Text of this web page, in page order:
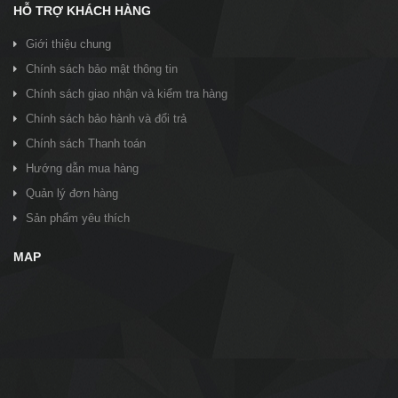
HỖ TRỢ KHÁCH HÀNG
Giới thiệu chung
Chính sách bảo mật thông tin
Chính sách giao nhận và kiểm tra hàng
Chính sách bảo hành và đổi trả
Chính sách Thanh toán
Hướng dẫn mua hàng
Quản lý đơn hàng
Sản phẩm yêu thích
MAP